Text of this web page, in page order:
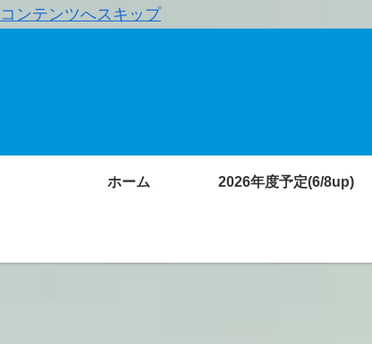
コンテンツへスキップ
ホーム 2026年度予定(6/8up)